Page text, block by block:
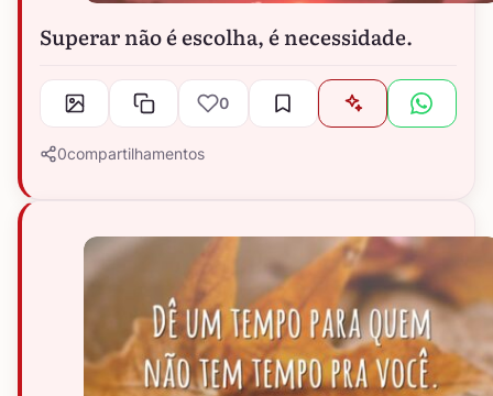
Superar não é escolha, é necessidade.
0
0compartilhamentos